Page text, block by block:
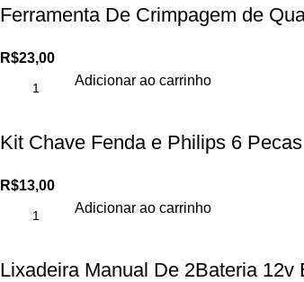
Ferramenta De Crimpagem de
R$23,00
Adicionar ao carrinho
Kit Chave Fenda e Philips 6
R$13,00
Adicionar ao carrinho
Lixadeira Manual De 2Bateria 12v